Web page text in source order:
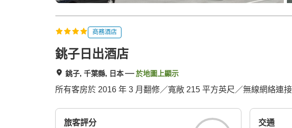
商務酒店
銚子日出酒店
銚子, 千葉縣, 日本 於地圖上顯示
所有客房於 2016 年 3 月翻修／寬敞 215 平方英尺／無線網絡連
旅客評分 交通